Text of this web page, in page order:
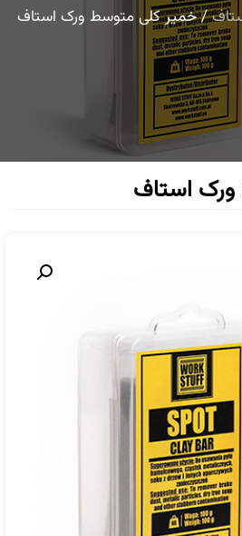
/ خمیر کلی متوسط ورک استاف
استاف